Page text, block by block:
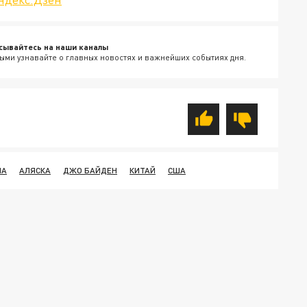
на наши каналы
узнавайте о главных новостях и важнейших событиях дня.
АЛЯСКА ДЖО БАЙДЕН КИТАЙ США